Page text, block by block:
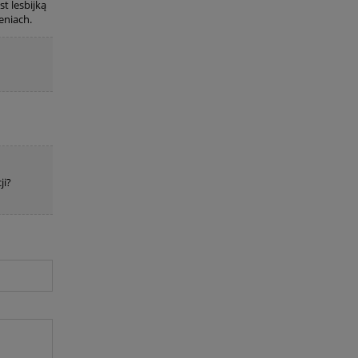
lesbijką